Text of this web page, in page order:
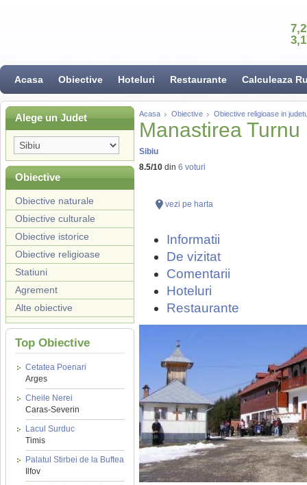
Acasa Obiective Hoteluri Restaurante Calculeaza
Alege un Judet
Obiective
Obiective naturale
Obiective culturale
Obiective istorice
Obiective religioase
Statiuni
Agrement
Alte obiective
Top Obiective
Cetatea Poenari
Arges
Cheile Nerei
Caras-Severin
Lacul Surduc
Timis
Palatul Stirbei de la Buftea
Ilfov
Acasa Obiective Obiective religioase in
Manastirea Turnu
Sibiu
8.5/10 din 6 voturi
vezi pe harta
Informatii
De vizitat
Comentarii
Hoteluri
Restaurante